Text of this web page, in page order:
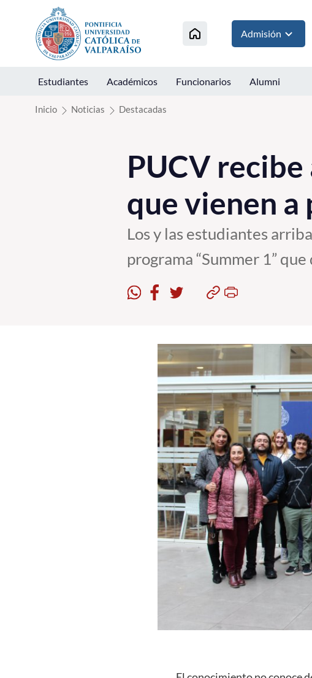
Click acá para ir directamente al contenido
Admisión
Estudiantes Académicos Funcionarios Alumni
Inicio Noticias Destacadas
PUCV
que vienen a
Los y las estudiantes
programa “Summer 1”